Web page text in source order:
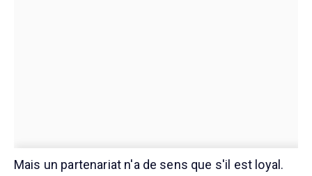
Mais un partenariat n'a de sens que s'il est loyal.